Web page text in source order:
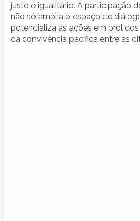
justo e igualitário. A participação
não só amplia o espaço de
potencializa as ações em prol
da convivência pacífica entre as